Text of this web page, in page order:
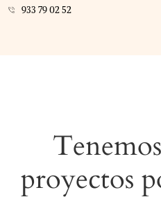
933 79 02 52
proyectos